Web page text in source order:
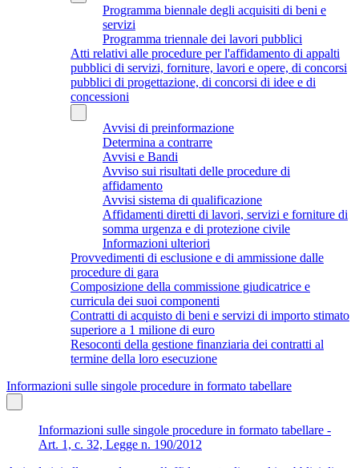
Programma biennale degli acquisiti di beni e
servizi
Programma triennale dei lavori pubblici
Atti relativi alle procedure per l'affidamento di appalti
pubblici di servizi, forniture, lavori e opere, di concorsi
pubblici di progettazione, di concorsi di idee e di
concessioni
Avvisi di preinformazione
Determina a contrarre
Avvisi e Bandi
Avviso sui risultati delle procedure di
affidamento
Avvisi sistema di qualificazione
Affidamenti diretti di lavori, servizi e forniture di
somma urgenza e di protezione civile
Informazioni ulteriori
Provvedimenti di esclusione e di ammissione dalle
procedure di gara
Composizione della commissione giudicatrice e
curricula dei suoi componenti
Contratti di acquisto di beni e servizi di importo stimato
superiore a 1 milione di euro
Resoconti della gestione finanziaria dei contratti al
termine della loro esecuzione
Informazioni sulle singole procedure in formato tabellare
Informazioni sulle singole procedure in formato tabellare -
Art. 1, c. 32, Legge n. 190/2012